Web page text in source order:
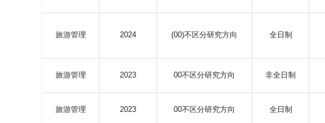
旅游管理 2024 (00)不区分研究方向 全日制
旅游管理 2023 00不区分研究方向 非全日制
旅游管理 2023 00不区分研究方向 全日制